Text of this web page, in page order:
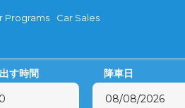
Programs
Car Sales
す時間
降車日